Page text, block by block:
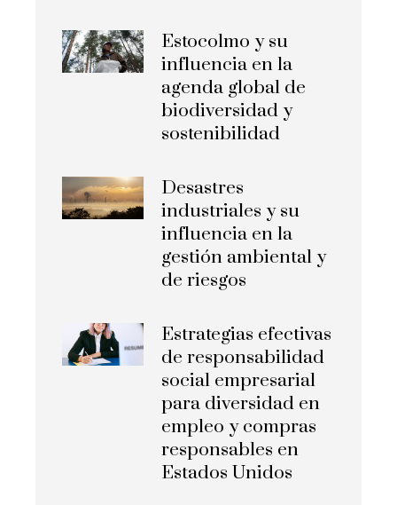
Estocolmo y su
influencia en la
agenda global de
biodiversidad y
sostenibilidad
Desastres
industriales y su
influencia en la
gestión ambiental y
de riesgos
Estrategias efectivas
de responsabilidad
social empresarial
para diversidad en
empleo y compras
responsables en
Estados Unidos